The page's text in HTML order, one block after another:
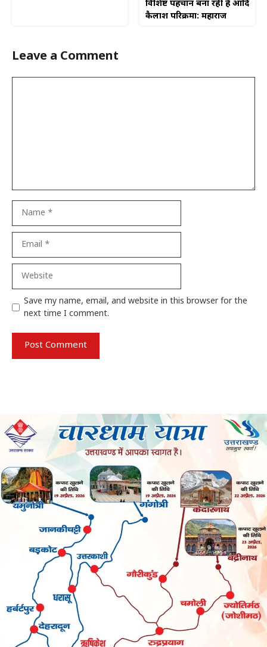
विशिष्ट पहचान बना रही है आदि
कैलाश परिक्रमा: महाराज
Leave a Comment
Save my name, email, and website in this browser for the
next time I comment.